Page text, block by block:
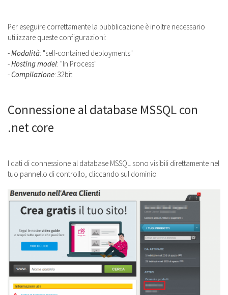
Per eseguire correttamente la pubblicazione è inoltre necessario
utilizzare queste configurazioni:
-Modalità: "self-contained deployments"
-Hosting model: "In Process"
-Compilazione: 32bit
Connessione al database MSSQL con
.net core
I dati di connessione al database MSSQL sono visibili direttamente nel
tuo pannello di controllo, cliccando sul dominio